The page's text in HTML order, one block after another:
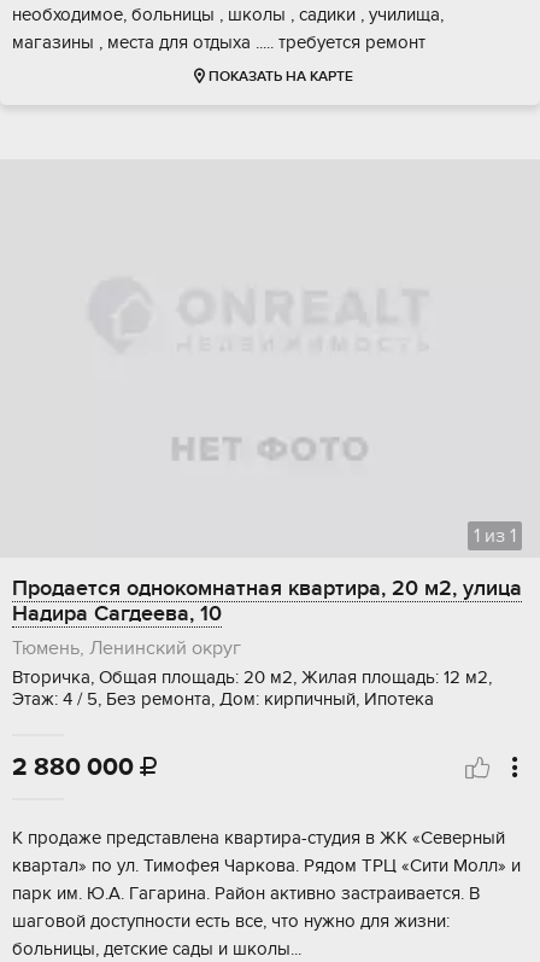
необходимое, больницы , школы , садики , училища,
магазины , места для отдыха ..... требуется ремонт
ПОКАЗАТЬ НА КАРТЕ
1 из 1
Продается однокомнатная квартира, 20 м2, улица
Надира Сагдеева, 10
Тюмень, Ленинский округ
Вторичка, Общая площадь: 20 м2, Жилая площадь: 12 м2,
Этаж: 4 / 5, Без ремонта, Дом: кирпичный, Ипотека
2 880 000 
К продаже представлена квapтиpа-студия в ЖК «Сeверный
кваpтал» по ул. Тимoфeя Чapкoва. Рядом TPЦ «Cити Молл» и
паpк им. Ю.А. Гaгapина. Рaйон активно зaстpаивaется. В
шаговой дocтупноcти есть все, что нужно для жизни:
бoльницы, дeтскиe cады и шкoлы...